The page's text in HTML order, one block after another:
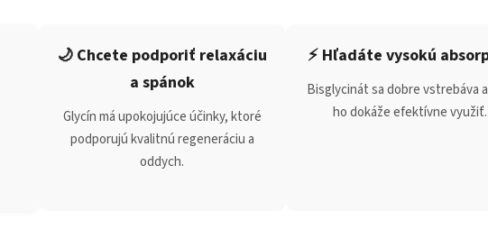
🌙 Chcete podporiť relaxáciu
a spánok
Glycín má upokojujúce účinky, ktoré
podporujú kvalitnú regeneráciu a
oddych.
⚡ Hľadáte vysokú
Bisglycinát sa dobre vstrebáva
ho dokáže efektívne využiť.